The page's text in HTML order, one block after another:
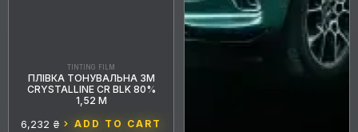
TINTING FILM
ПЛІВКА ТОНУВАЛЬНА 3M
CRYSTALLINE CR BLK 80%
1,52 М
6,232 ₴ ADD TO CART